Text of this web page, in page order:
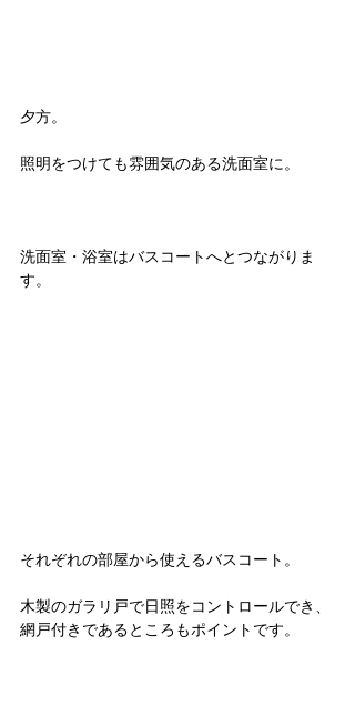
夕方。
照明をつけても雰囲気のある洗面室に。
洗面室・浴室はバスコートへとつながりま
す。
それぞれの部屋から使えるバスコート。
木製のガラリ戸で日照をコントロールでき、
網戸付きであるところもポイントです。